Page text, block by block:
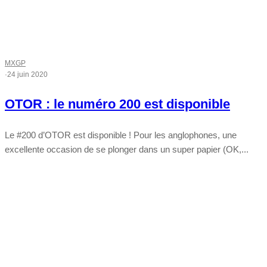
MXGP
·24 juin 2020
OTOR : le numéro 200 est disponible
Le #200 d’OTOR est disponible ! Pour les anglophones, une
excellente occasion de se plonger dans un super papier (OK,...